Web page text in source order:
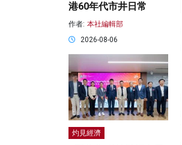
港60年代市井日常
作者: 本社編輯部
2026-08-06
灼見經濟